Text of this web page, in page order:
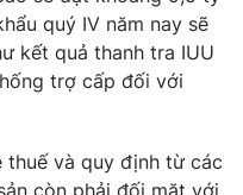
quý IV năm nay sẽ
kết quả thanh tra IUU
trợ cấp đối với
thuế và quy định từ các
còn phải đối mặt với